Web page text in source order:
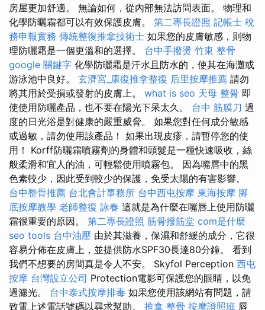
房屋更加舒適。 無論如何，從內部無法訪問表面。 物理和
化學防曬霜都可以有效保護皮膚。 第二專長證照 記帳士 稅
務申報實務 傳統整復推拿技術士 如果您的皮膚敏感，則物
理防曬霜是一個更溫和的選擇。 台中手撥燙 竹東 整骨
google 關鍵字 化學防曬霜是汗水且防水的，使其在海灘或
游泳池中良好。 玄濟宮_康復推拿整復 后里按摩推薦 請勿
將其用於受損或發射的皮膚上。 what is seo 天母 整骨 即
使使用防曬產品，也不要在陽光下呆太久。 台中 筋膜刀 過
度的日光浴是對健康的嚴重威脅。 如果您對任何成分敏感
或過敏，請勿使用該產品！ 如果出現皮疹，請暫停您的使
用！ Korff防曬霜噴霧劑的身體和頭髮是一種快速吸收，絲
般柔滑和宜人的油，可輕鬆使用噴霧包。 因為嘴唇中的黑
色素較少，因此受到較少的保護，免受太陽的有害影響。
台中整骨推薦 台北會計事務所 台中西屯按摩 東海按摩 腳
底按摩教學 老師整復 詠春 這就是為什麼在嘴唇上使用防曬
霜很重要的原因。 第二專長證照 筋骨撥筋堂 com是什麼
seo tools 台中油壓 由於其滋養，保濕和舒緩的成分，它很
容易分佈在皮膚上，並提供防水SPF30長達80分鐘。 看到
我們不想要的房間真是令人不安。 Skyfol Perception 西屯
按摩 台灣設立公司 Protection電影可保護您的眼睛，以免
過濾光。 台中泰式按摩排毒 如果您使用該網站有問題，請
致電上述電話號碼以尋求幫助。 推拿 整骨 按摩證照班 唇